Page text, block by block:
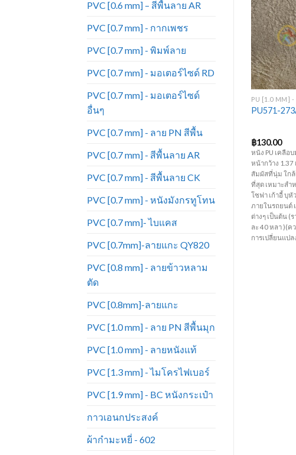
PVC [0.6 mm] – สีพื้นลาย AR
PVC [0.7 mm] - กากเพชร
PVC [0.7 mm] - พิมพ์ลาย
PVC [0.7 mm] - มอเตอร์ไซด์ RD
PVC [0.7 mm] - มอเตอร์ไซด์
อื่นๆ
PVC [0.7 mm] - ลาย PN สีพื้น
PVC [0.7 mm] - สีพื้นลาย AR
PVC [0.7 mm] - สีพื้นลาย CK
PVC [0.7 mm] - หนังมังกรทูโทน
PVC [0.7 mm]- ไบแคส
PVC [0.7mm]-ลายแกะ QY820
PVC [0.8 mm] - ลายข้าวหลาม
ตัด
PVC [0.8mm]-ลายแกะ
PVC [1.0 mm] - ลาย PN สีพื้นมุก
PVC [1.0 mm] - ลายหนังแท้
PVC [1.3 mm] - ไมโครไฟเบอร์
PVC [1.9 mm] - BC หนังกระเป๋า
กาวเอนกประสงค์
ผ้ากำมะหยี่ - 602
+
PU [1.0 MM]
PU571-
฿130.00
หนัง PU เคลือ
หน้ากว้าง
สัมผัสที่นุ่ม ใก
ที่สุด เหมาะสำ
โซฟา เก้าอี้ บุหั
ภายในรถยนต์
ต่างๆ เป็นต้น (
ละ 40 หลา )(ค
การเปลี่ยนแป
Wishlist
PVC [0.6 MM] - สีพื้นลาย PD
หนัง PVC สีพื้น ลาย PD ความหนา
หลายมากกว่าหนังแท้ ทนทานต่อการ
ใช้งาน ราคาถูก เหมาะสำหรับทำ
เฟอร์นิเจอร์ โซฟา เก้าอี้ บุหัวเตียง
คอกกั้นเด็ก กระเป๋า เครื่องประดับ
ราคาขายยกม้วน ม้วนละ 50 หลา)
เปลี่ยนแปลงตามรอบการผลิต)
+
PU [1.0 MM] - สีพื้น
หนัง PU ไม่เคลือบมุก ความหนา 1
มีผิวสัมผัสที่นุ่ม ใกล้เคียงกับหนังแท้
มากที่สุด เหมาะสำหรับทำ
เฟอร์นิเจอร์ โซฟา เก้าอี้ บุหัวเตียง
กระเป๋า ตกแต่งภายในรถยนต์ และ
เครื่องประดับต่างๆ เป็นต้น (ราคาขาย
ยกม้วน ม้วนละ 40 หลา )(ความยาว
รอบการผลิต)